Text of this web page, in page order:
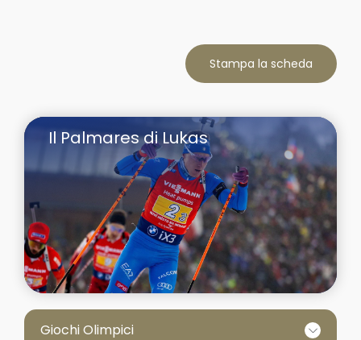
Stampa la scheda
Il Palmares di Lukas
Giochi Olimpici